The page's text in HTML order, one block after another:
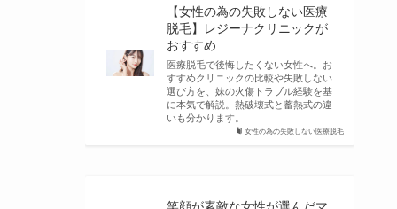
女性の為の失敗しない医療脱毛
【女性の為の失敗しない医療
脱毛】レジーナクリニックが
おすすめ
医療脱毛で後悔したくない女性へ。お
すすめクリニックの比較や失敗しない
選び方を、妹の火傷トラブル経験を基
に本気で解説。熱破壊式と蓄熱式の違
いも分かります。